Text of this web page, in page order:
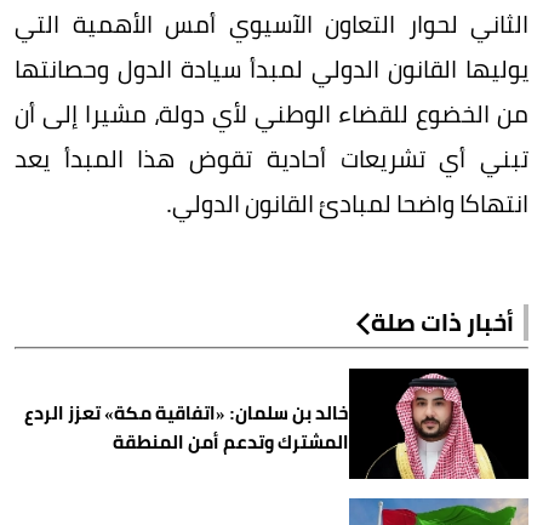
الثاني لحوار التعاون الآسيوي أمس الأهمية التي
يوليها القانون الدولي لمبدأ سيادة الدول وحصانتها
من الخضوع للقضاء الوطني لأي دولة، مشيرا إلى أن
تبني أي تشريعات أحادية تقوض هذا المبدأ يعد
انتهاكا واضحا لمبادئ القانون الدولي.
أخبار ذات صلة
خالد بن سلمان: «اتفاقية مكة» تعزز الردع
المشترك وتدعم أمن المنطقة